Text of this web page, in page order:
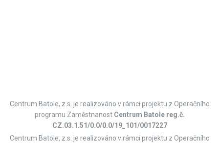
Centrum Batole, z.s. je realizováno v rámci projektu z Operačního
programu Zaměstnanost Centrum Batole reg.č.
CZ.03.1.51/0.0/0.0/19_101/0017227
Centrum Batole, z.s. je realizováno v rámci projektu z Operačního